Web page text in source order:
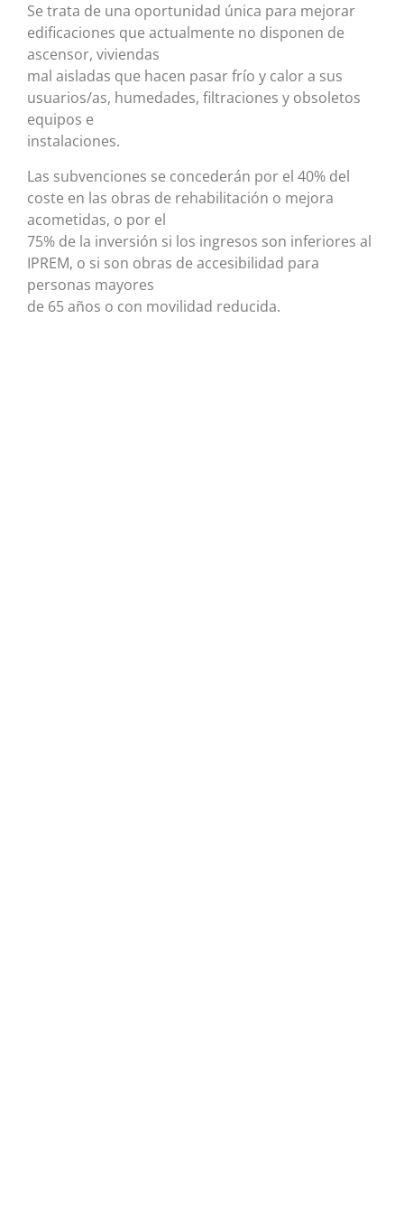
Se trata de una oportunidad única para mejorar
edificaciones que actualmente no disponen de
ascensor, viviendas
mal aisladas que hacen pasar frío y calor a sus
usuarios/as, humedades, filtraciones y obsoletos
equipos e
instalaciones.
Las subvenciones se concederán por el 40% del
coste en las obras de rehabilitación o mejora
acometidas, o por el
75% de la inversión si los ingresos son inferiores al
IPREM, o si son obras de accesibilidad para
personas mayores
de 65 años o con movilidad reducida.